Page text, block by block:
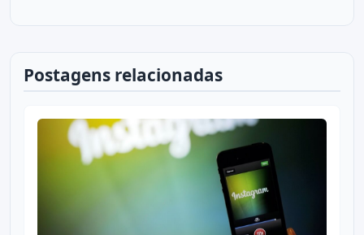
Postagens relacionadas